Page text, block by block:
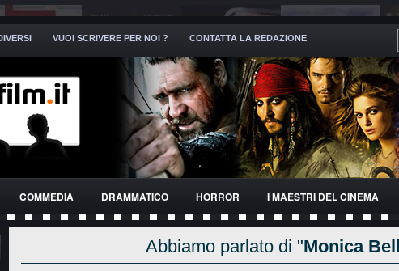
VUOI SCRIVERE PER NOI ? CONTATTA LA REDAZIONE
COMMEDIA DRAMMATICO HORROR I MAESTRI DEL CINEMA
Abbiamo parlato di "Monica